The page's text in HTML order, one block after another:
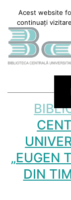
conținut
„EUGEN
DIN
Acest website
continuați